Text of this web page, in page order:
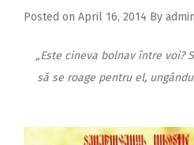
Posted on April 16, 2014 By admin
„Este cineva bolnav între voi?
să se roage pentru el,